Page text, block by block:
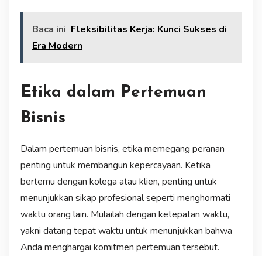
Baca ini Fleksibilitas Kerja: Kunci Sukses di
Era Modern
Etika dalam Pertemuan
Bisnis
Dalam pertemuan bisnis, etika memegang peranan
penting untuk membangun kepercayaan. Ketika
bertemu dengan kolega atau klien, penting untuk
menunjukkan sikap profesional seperti menghormati
waktu orang lain. Mulailah dengan ketepatan waktu,
yakni datang tepat waktu untuk menunjukkan bahwa
Anda menghargai komitmen pertemuan tersebut.